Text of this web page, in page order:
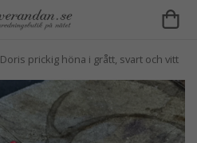
Doris prickig höna i grått, svart och vitt